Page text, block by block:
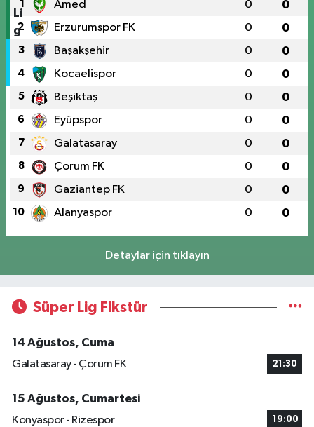
1 Amed 0 0
2 Erzurumspor FK 0 0
3 Başakşehir 0 0
4 Kocaelispor 0 0
5 Beşiktaş 0 0
6 Eyüpspor 0 0
7 Galatasaray 0 0
8 Çorum FK 0 0
9 Gaziantep FK 0 0
10 Alanyaspor 0 0
Detaylar için tıklayın
Süper Lig Fikstür
14 Ağustos, Cuma
Galatasaray - Çorum FK
21:30
15 Ağustos, Cumartesi
Konyaspor - Rizespor
19:00